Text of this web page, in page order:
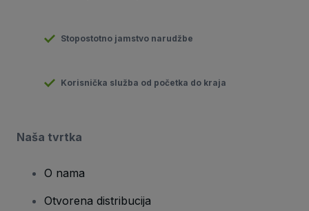
Stopostotno jamstvo narudžbe
Korisnička služba od početka do kraja
Naša tvrtka
O nama
Otvorena distribucija